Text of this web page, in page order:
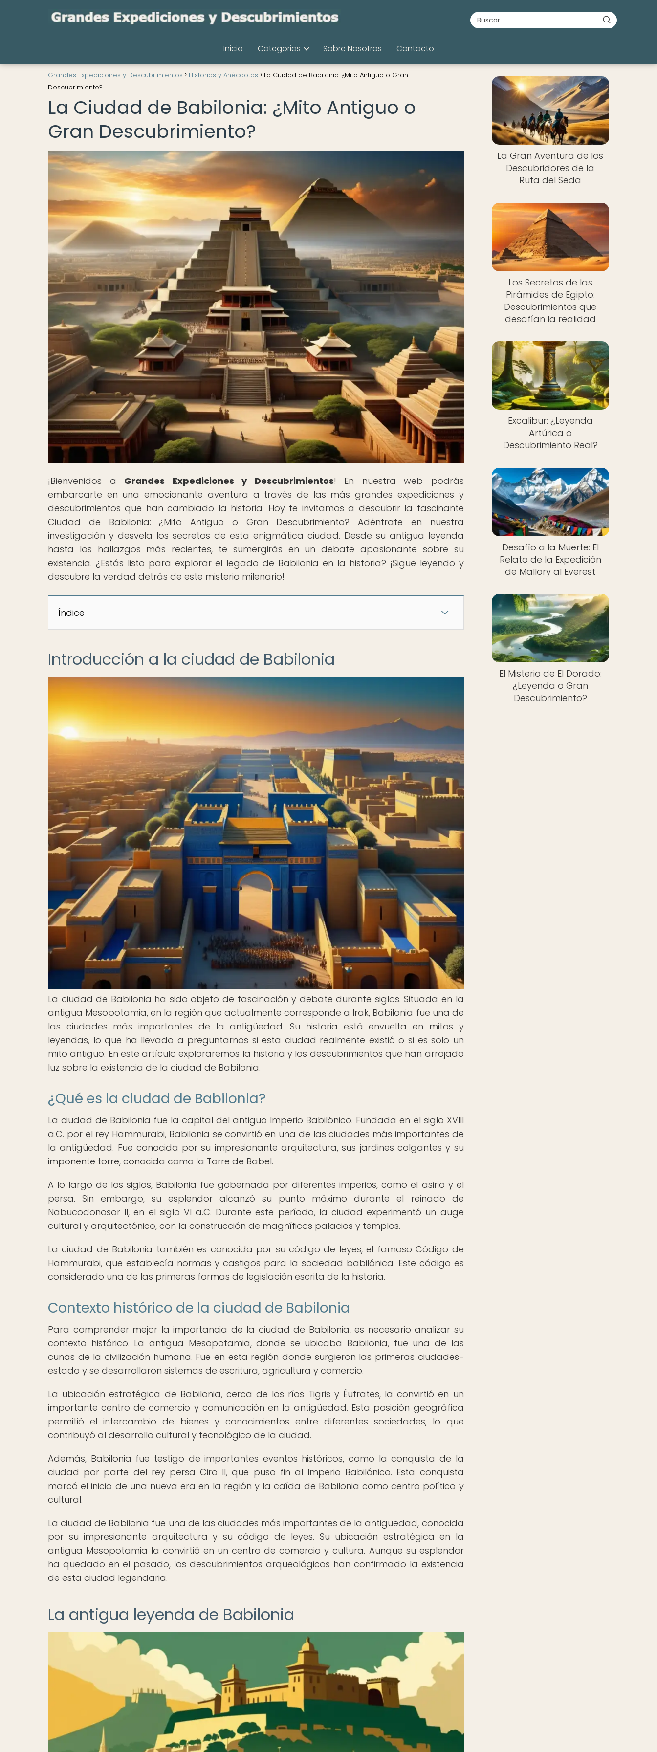
Inicio Categorias Sobre Nosotros Contacto
Grandes Expediciones y Descubrimientos Historias y Anécdotas
La Ciudad de Babilonia: ¿Mito Antiguo o Gran
Descubrimiento?
La Ciudad de Babilonia: ¿Mito Antiguo o
Gran Descubrimiento?
¡Bienvenidos a Grandes Expediciones y Descubrimientos! En nuestra web podrás
embarcarte en una emocionante aventura a través de las más grandes expediciones y
descubrimientos que han cambiado la historia. Hoy te invitamos a descubrir la fascinante
Ciudad de Babilonia: ¿Mito Antiguo o Gran Descubrimiento? Adéntrate en nuestra
investigación y desvela los secretos de esta enigmática ciudad. Desde su antigua leyenda
hasta los hallazgos más recientes, te sumergirás en un debate apasionante sobre su
existencia. ¿Estás listo para explorar el legado de Babilonia en la historia? ¡Sigue leyendo y
descubre la verdad detrás de este misterio milenario!
Índice
Introducción a la ciudad de Babilonia
La ciudad de Babilonia ha sido objeto de fascinación y debate durante siglos. Situada en la
antigua Mesopotamia, en la región que actualmente corresponde a Irak, Babilonia fue una de
las ciudades más importantes de la antigüedad. Su historia está envuelta en mitos y
leyendas, lo que ha llevado a preguntarnos si esta ciudad realmente existió o si es solo un
mito antiguo. En este artículo exploraremos la historia y los descubrimientos que han arrojado
luz sobre la existencia de la ciudad de Babilonia.
¿Qué es la ciudad de Babilonia?
La ciudad de Babilonia fue la capital del antiguo Imperio Babilónico. Fundada en el siglo XVIII
a.C. por el rey Hammurabi, Babilonia se convirtió en una de las ciudades más importantes de
la antigüedad. Fue conocida por su impresionante arquitectura, sus jardines colgantes y su
imponente torre, conocida como la Torre de Babel.
A lo largo de los siglos, Babilonia fue gobernada por diferentes imperios, como el asirio y el
persa. Sin embargo, su esplendor alcanzó su punto máximo durante el reinado de
Nabucodonosor II, en el siglo VI a.C. Durante este período, la ciudad experimentó un auge
cultural y arquitectónico, con la construcción de magníficos palacios y templos.
La ciudad de Babilonia también es conocida por su código de leyes, el famoso Código de
Hammurabi, que establecía normas y castigos para la sociedad babilónica. Este código es
considerado una de las primeras formas de legislación escrita de la historia.
Contexto histórico de la ciudad de Babilonia
Para comprender mejor la importancia de la ciudad de Babilonia, es necesario analizar su
contexto histórico. La antigua Mesopotamia, donde se ubicaba Babilonia, fue una de las
cunas de la civilización humana. Fue en esta región donde surgieron las primeras ciudades-
estado y se desarrollaron sistemas de escritura, agricultura y comercio.
La ubicación estratégica de Babilonia, cerca de los ríos Tigris y Éufrates, la convirtió en un
importante centro de comercio y comunicación en la antigüedad. Esta posición geográfica
permitió el intercambio de bienes y conocimientos entre diferentes sociedades, lo que
contribuyó al desarrollo cultural y tecnológico de la ciudad.
Además, Babilonia fue testigo de importantes eventos históricos, como la conquista de la
ciudad por parte del rey persa Ciro II, que puso fin al Imperio Babilónico. Esta conquista
marcó el inicio de una nueva era en la región y la caída de Babilonia como centro político y
cultural.
La ciudad de Babilonia fue una de las ciudades más importantes de la antigüedad, conocida
por su impresionante arquitectura y su código de leyes. Su ubicación estratégica en la
antigua Mesopotamia la convirtió en un centro de comercio y cultura. Aunque su esplendor
ha quedado en el pasado, los descubrimientos arqueológicos han confirmado la existencia
de esta ciudad legendaria.
La antigua leyenda de Babilonia
La Gran Aventura de los
Descubridores de la
Ruta del Seda
Los Secretos de las
Pirámides de Egipto:
Descubrimientos que
desafían la realidad
Excalibur: ¿Leyenda
Artúrica o
Descubrimiento Real?
Desafío a la Muerte: El
Relato de la Expedición
de Mallory al Everest
El Misterio de El Dorado:
¿Leyenda o Gran
Descubrimiento?